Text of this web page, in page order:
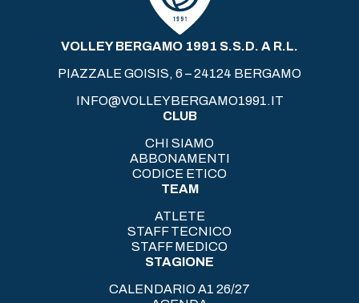
VOLLEY BERGAMO 1991 S.S.D. A R.L.
PIAZZALE GOISIS, 6 – 24124 BERGAMO
INFO@VOLLEYBERGAMO1991.IT
CLUB
CHI SIAMO
ABBONAMENTI
CODICE ETICO
TEAM
ATLETE
STAFF TECNICO
STAFF MEDICO
STAGIONE
CALENDARIO A1 26/27